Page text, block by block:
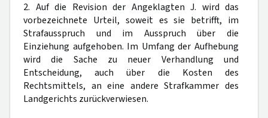
2. Auf die Revision der Angeklagten J. wird das
vorbezeichnete Urteil, soweit es sie betrifft, im
Strafausspruch und im Ausspruch über die
Einziehung aufgehoben. Im Umfang der Aufhebung
wird die Sache zu neuer Verhandlung und
Entscheidung, auch über die Kosten des
Rechtsmittels, an eine andere Strafkammer des
Landgerichts zurückverwiesen.